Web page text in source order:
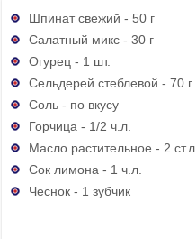
Шпинат свежий - 50 г
Салатный микс - 30 г
Огурец - 1 шт.
Сельдерей стеблевой - 70 г
Соль - по вкусу
Горчица - 1/2 ч.л.
Масло растительное - 2 ст.л.
Сок лимона - 1 ч.л.
Чеснок - 1 зубчик